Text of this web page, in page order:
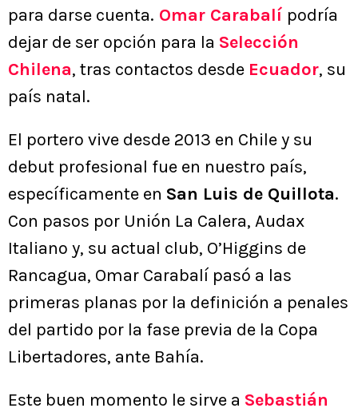
para darse cuenta. Omar Carabalí podría
dejar de ser opción para la Selección
Chilena, tras contactos desde Ecuador, su
país natal.
El portero vive desde 2013 en Chile y su
debut profesional fue en nuestro país,
específicamente en San Luis de Quillota.
Con pasos por Unión La Calera, Audax
Italiano y, su actual club, O’Higgins de
Rancagua, Omar Carabalí pasó a las
primeras planas por la definición a penales
del partido por la fase previa de la Copa
Libertadores, ante Bahía.
Este buen momento le sirve a Sebastián